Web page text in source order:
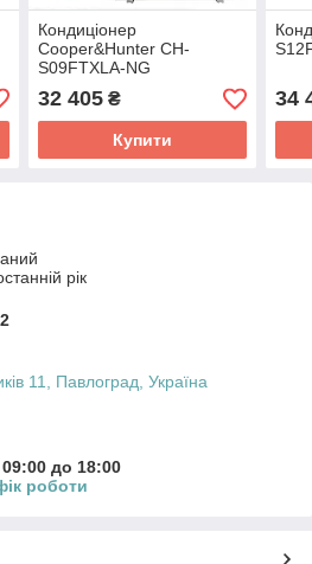
Кондиціонер
Cooper&Hunter CH-
S09FTXLA-NG
32 405₴
Купити
34
рік
11, Павлоград, Україна
до 18:00
роботи